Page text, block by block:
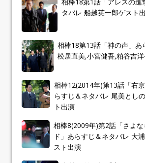
タバレ 船越英一郎ゲスト
相棒18第13話「神の声」あ
松居直美,小宮健吾,粕谷吉
相棒12(2014年)第13話「右
らすじ＆ネタバレ 尾美とし
ト出演
相棒8(2009年)第2話「さよ
ド」あらすじ＆ネタバレ 大
スト出演